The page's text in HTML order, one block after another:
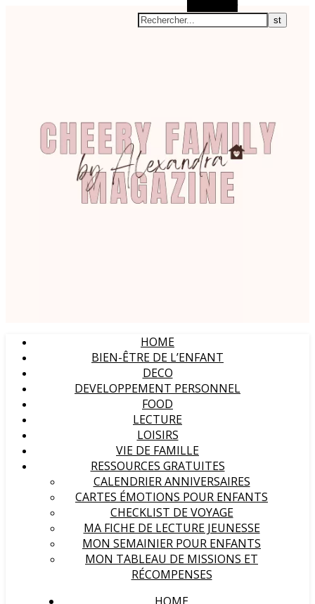
HOME
BIEN-ÊTRE DE L’ENFANT
DECO
DEVELOPPEMENT PERSONNEL
FOOD
LECTURE
LOISIRS
VIE DE FAMILLE
RESSOURCES GRATUITES
CALENDRIER ANNIVERSAIRES
CARTES ÉMOTIONS POUR ENFANTS
CHECKLIST DE VOYAGE
MA FICHE DE LECTURE JEUNESSE
MON SEMAINIER POUR ENFANTS
MON TABLEAU DE MISSIONS ET
RÉCOMPENSES